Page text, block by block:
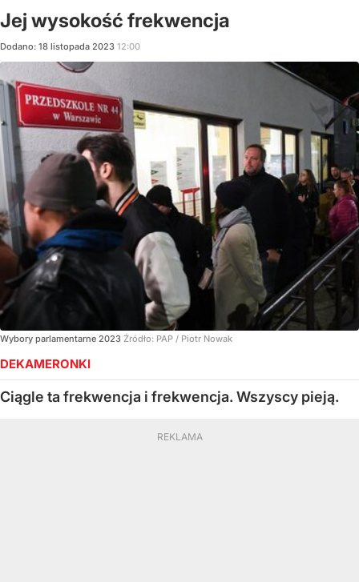
Jej wysokość frekwencja
Dodano: 18 listopada 2023 12:00
Wybory parlamentarne 2023 Źródło: PAP / Piotr Nowak
DEKAMERONKI
Ciągle ta frekwencja i frekwencja. Wszyscy pieją.